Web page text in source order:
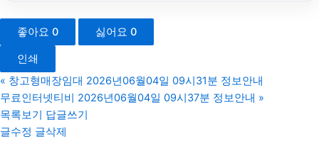
이혼전문변호사
좋아요 0 싫어요 0
인쇄
« 창고형매장임대 2026년06월04일 09시31분 정보안내
무료인터넷티비 2026년06월04일 09시37분 정보안내 »
목록보기 답글쓰기
글수정 글삭제